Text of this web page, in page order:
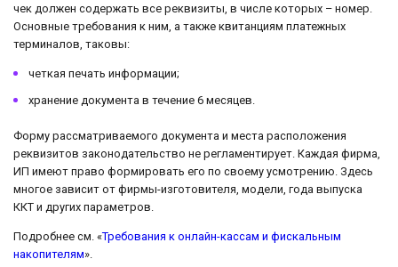
чек должен содержать все реквизиты, в числе которых – номер.
Основные требования к ним, а также квитанциям платежных
терминалов, таковы:
четкая печать информации;
хранение документа в течение 6 месяцев.
Форму рассматриваемого документа и места расположения
реквизитов законодательство не регламентирует. Каждая фирма,
ИП имеют право формировать его по своему усмотрению. Здесь
многое зависит от фирмы-изготовителя, модели, года выпуска
ККТ и других параметров.
Подробнее см. «Требования к онлайн-кассам и фискальным
накопителям».